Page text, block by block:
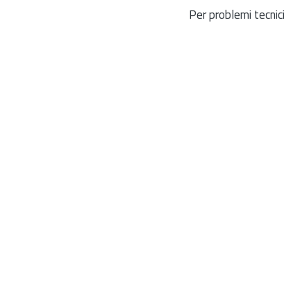
Per problemi